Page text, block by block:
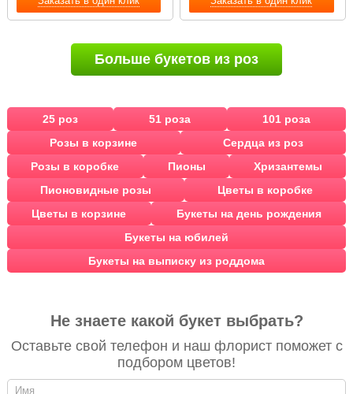
Больше букетов из роз
25 роз 51 роза
101 роза
Розы в корзине
Сердца из роз
Розы в коробке
Пионы
Хризантемы
Пионовидные розы
Цветы в коробке
Цветы в корзине
Букеты на день рождения
Букеты на юбилей
Букеты на выписку из роддома
Не знаете какой букет выбрать?
Оставьте свой телефон и наш флорист поможет с
подбором цветов!